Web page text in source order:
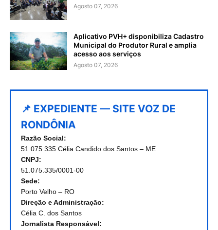
Agosto 07, 2026
Aplicativo PVH+ disponibiliza Cadastro
Municipal do Produtor Rural e amplia
acesso aos serviços
Agosto 07, 2026
📌 EXPEDIENTE — SITE VOZ DE
RONDÔNIA
Razão Social:
51.075.335 Célia Candido dos Santos – ME
CNPJ:
51.075.335/0001-00
Sede:
Porto Velho – RO
Direção e Administração:
Célia C. dos Santos
Jornalista Responsável: